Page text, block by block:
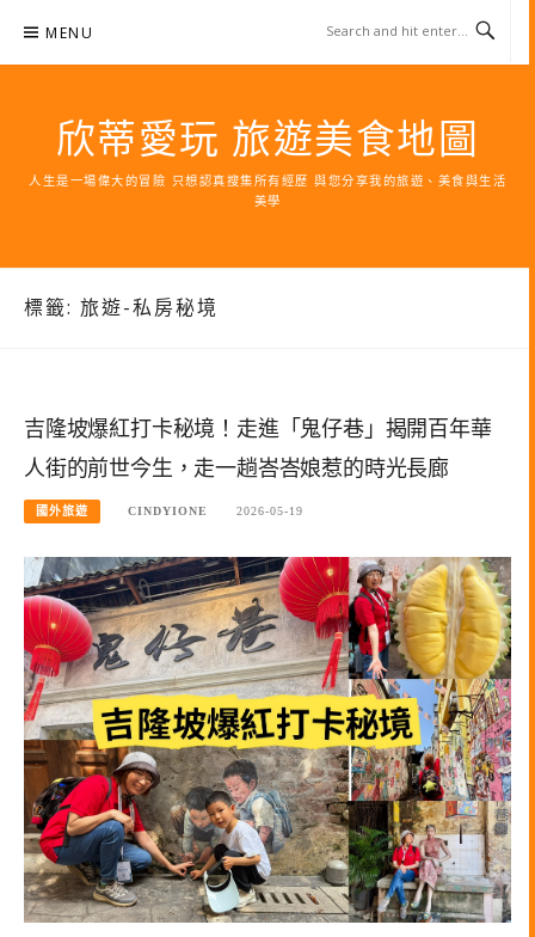
content
MENU
欣蒂愛玩 旅遊美食地圖
人生是一場偉大的冒險 只想認真搜集所有經歷 與您分享我的旅遊、美食與生活
美學
標籤: 旅遊-私房秘境
吉隆坡爆紅打卡秘境！走進「鬼仔巷」揭開百年華
人街的前世今生，走一趟峇峇娘惹的時光長廊
國外旅遊 CINDYIONE 2026-05-19